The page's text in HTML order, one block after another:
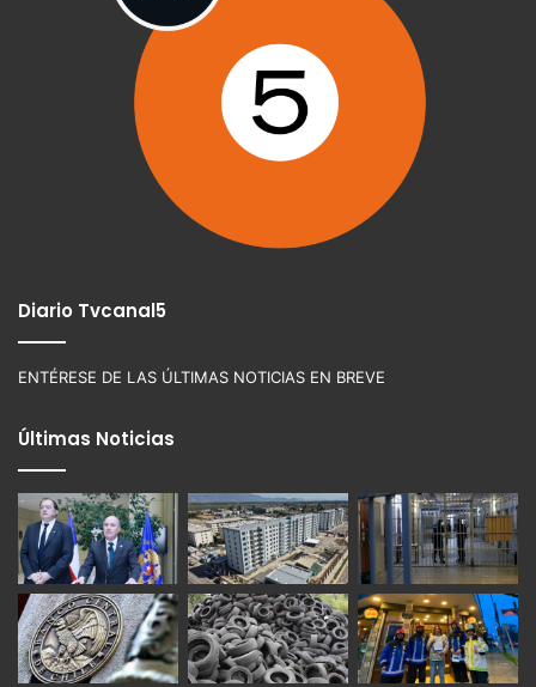
Diario Tvcanal5
ENTÉRESE DE LAS ÚLTIMAS NOTICIAS EN BREVE
Últimas Noticias